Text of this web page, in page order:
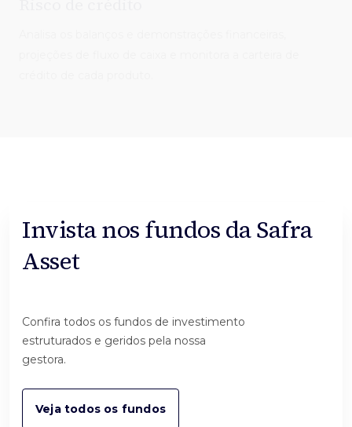
Invista nos fundos da Safra
Asset
Confira todos os fundos de investimento
estruturados e geridos pela nossa
gestora.
Veja todos os fundos